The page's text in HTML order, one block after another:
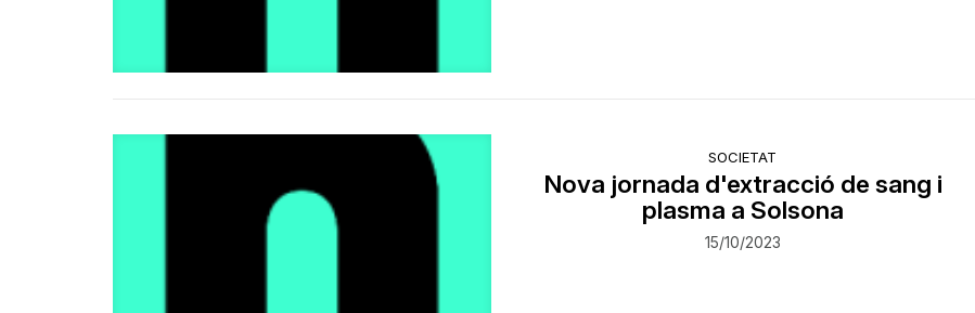
SOCIETAT
Nova jornada d'extracció de sang i
plasma a Solsona
15/10/2023